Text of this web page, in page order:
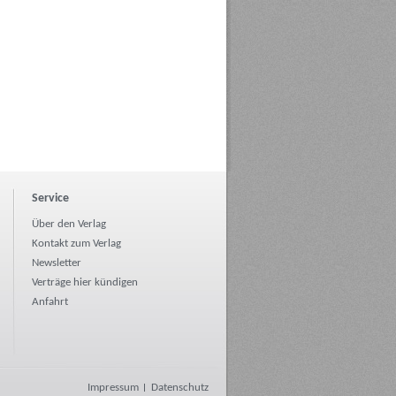
Service
Über den Verlag
Kontakt zum Verlag
Newsletter
Verträge hier kündigen
Anfahrt
Impressum Datenschutz